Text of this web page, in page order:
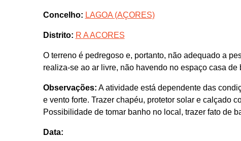
Concelho: LAGOA (AÇORES)
Distrito: R A ACORES
O terreno é pedregoso e, portanto, não adequado a
realiza-se ao ar livre, não havendo no espaço casa de
Observações: A atividade está dependente das
e vento forte. Trazer chapéu, protetor solar e calçado
Possibilidade de tomar banho no local, trazer fato de
Data: